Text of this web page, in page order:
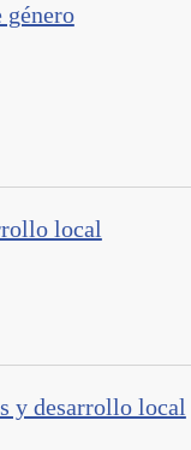
local
y desarrollo local